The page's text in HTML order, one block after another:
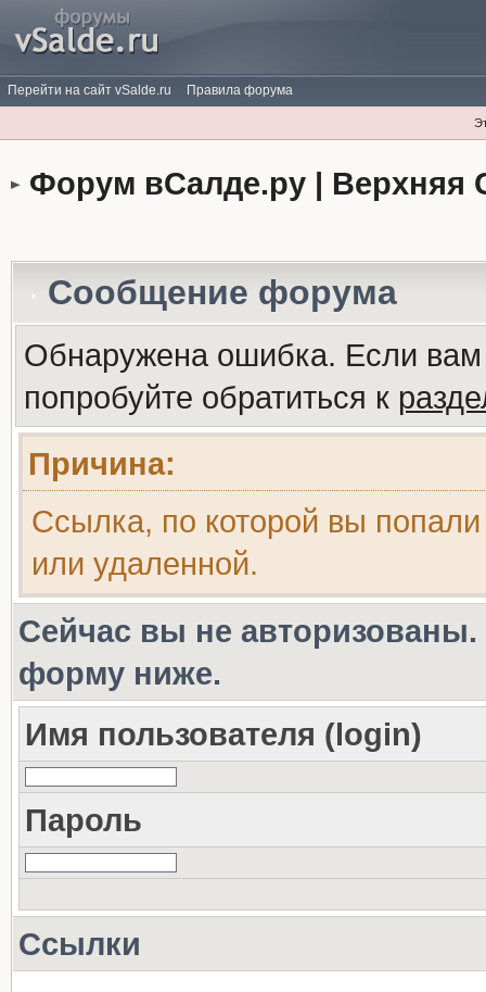
Перейти на сайт vSalde.ru Правила форума
Форум вСалде.ру | Верхняя
Сообщение форума
Обнаружена ошибка. Если
попробуйте обратиться к
Причина:
Ссылка, по которой вы
или удаленной.
Сейчас вы не авторизованы.
форму ниже.
Имя пользователя (login)
Пароль
Ссылки